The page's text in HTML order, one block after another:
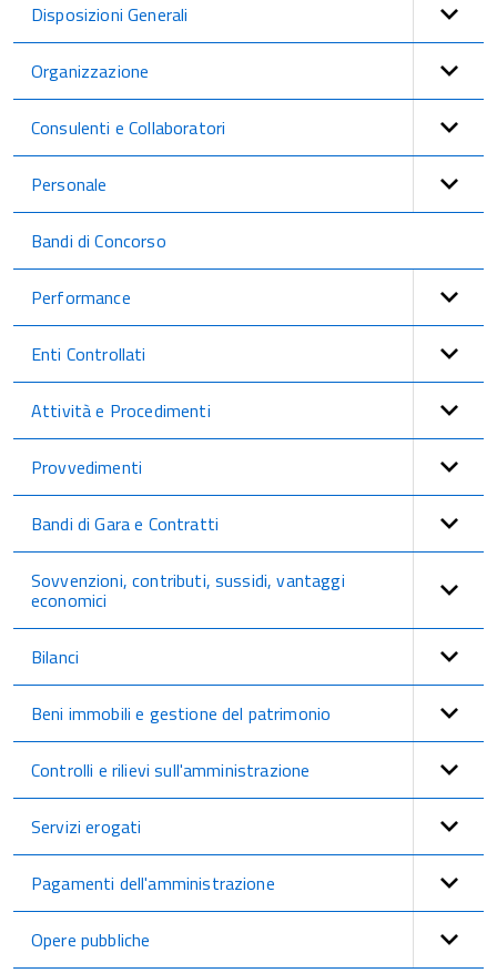
Disposizioni Generali
Organizzazione
Consulenti e Collaboratori
Personale
Bandi di Concorso
Performance
Enti Controllati
Attività e Procedimenti
Provvedimenti
Bandi di Gara e Contratti
Sovvenzioni, contributi, sussidi, vantaggi
economici
Bilanci
Beni immobili e gestione del patrimonio
Controlli e rilievi sull'amministrazione
Servizi erogati
Pagamenti dell'amministrazione
Opere pubbliche